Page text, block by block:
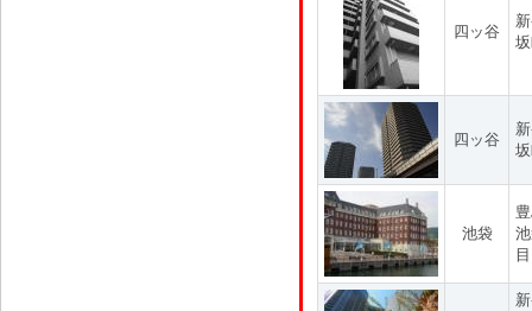
四ッ谷
四ッ谷
池袋